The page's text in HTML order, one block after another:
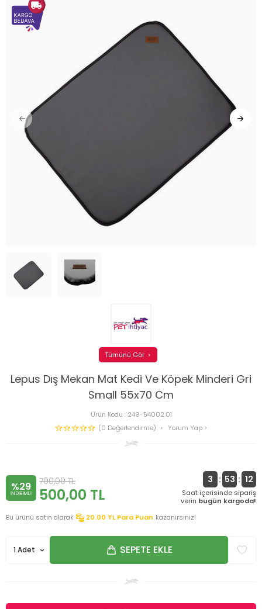
Lepus Dış Mekan Mat Kedi Ve Köpek Minderi Gri
Small 55x70 Cm
Ürün Kodu : 249-54002.01
(0 Değerlendirme)
Yorum Yap
Tümünü Gör
%29
INDIRIMLI
700,00TL
500,00 TL
3 : 53 : 12
Saat içerisinde sipariş
verin bugün kargoda!
Bu ürünü satın alarak
20.00 TL Para Puan kazanırsınız!
SEPETE EKLE